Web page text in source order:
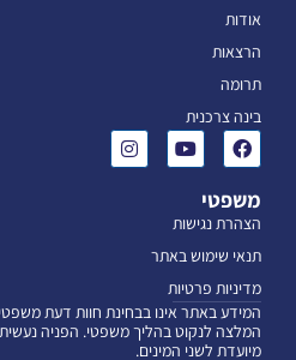
אודות
הרצאות
תרומה
בינה צרכנית
משפטי
הצהרת נגישות
תנאי שימוש באתר
מדיניות פרטיות
המידע באתר אינו בבחינת חוות דעת
המלצה לנקוט בהליך משפטי. הפניה נעשית
מיועדת לשני המינים.